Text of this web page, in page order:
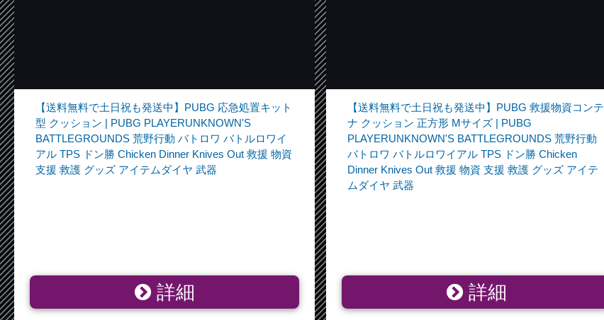
【送料無料で土日祝も発送中】PUBG 応急処置キット
型 クッション | PUBG PLAYERUNKNOWN'S
BATTLEGROUNDS 荒野行動 バトロワ バトルロワイ
アル TPS ドン勝 Chicken Dinner Knives Out 救援 物資
支援 救護 グッズ アイテムダイヤ 武器
詳細
【送料無料で土日祝も発送中】PUBG 救援物資コンテ
ナ クッション 正方形 Mサイズ | PUBG
PLAYERUNKNOWN'S BATTLEGROUNDS 荒野行動
バトロワ バトルロワイアル TPS ドン勝 Chicken
Dinner Knives Out 救援 物資 支援 救護 グッズ アイテ
ムダイヤ 武器
詳細